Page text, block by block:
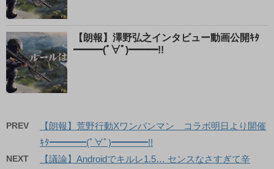
【朗報】澤野弘之インタビュー動画公開ｷﾀ
━━━(ﾟ∀ﾟ)━━━!!
PREV
【朗報】荒野行動Xワンパンマン コラボ明日より開催
ｷﾀ━━━━(ﾟ∀ﾟ)━━━━!!
NEXT
【議論】Androidでキルレ1.5… センスなさすぎて辛